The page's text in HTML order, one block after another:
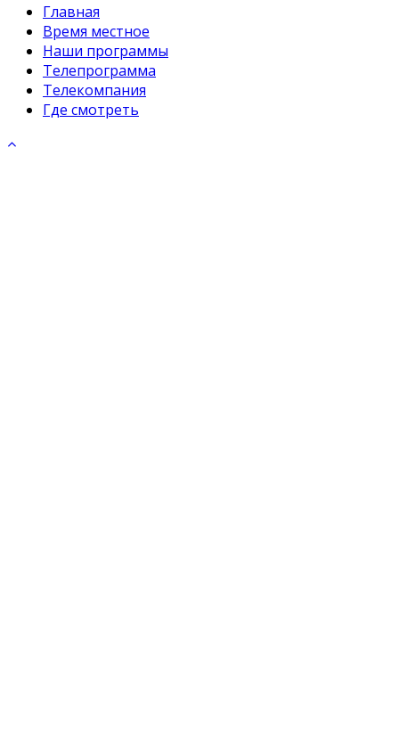
Главная
Время местное
Наши программы
Телепрограмма
Телекомпания
Где смотреть